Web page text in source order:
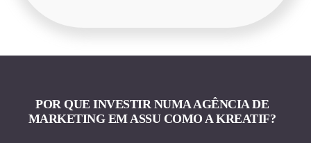
POR QUE INVESTIR NUMA AGÊNCIA DE
MARKETING EM ASSU COMO A KREATIF?